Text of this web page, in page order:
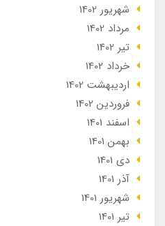
شهریور 1402
مرداد 1402
تير 1402
خرداد 1402
ارديبهشت 1402
فروردین 1402
اسفند 1401
بهمن 1401
دی 1401
آذر 1401
شهریور 1401
تير 1401